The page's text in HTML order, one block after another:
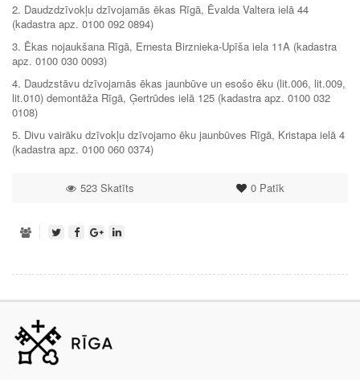
2. Daudzdzīvokļu dzīvojamās ēkas Rīgā, Ēvalda Valtera ielā 44
(kadastra apz. 0100 092 0894)
3. Ēkas nojaukšana Rīgā, Ernesta Birznieka-Upīša iela 11A (kadastra
apz. 0100 030 0093)
4. Daudzstāvu dzīvojamās ēkas jaunbūve un esošo ēku (lit.006, lit.009,
lit.010) demontāža Rīgā, Ģertrūdes ielā 125 (kadastra apz. 0100 032
0108)
5. Divu vairāku dzīvokļu dzīvojamo ēku jaunbūves Rīgā, Kristapa ielā 4
(kadastra apz. 0100 060 0374)
0Patīk
523 Skatīts